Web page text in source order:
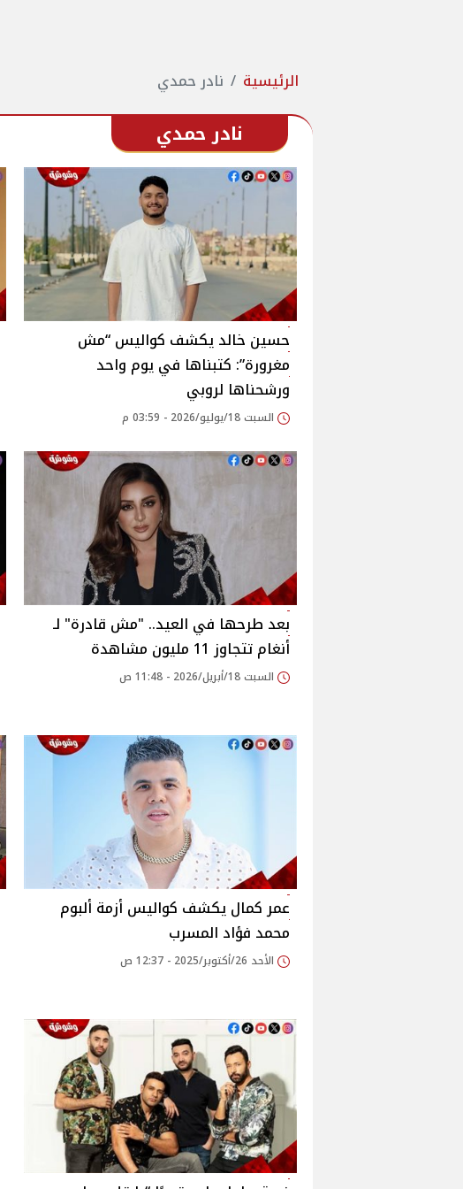
الرئيسية نادر حمدي
نادر حمدي
حسين خالد يكشف كواليس “مش
مغرورة”: كتبناها في يوم واحد
ورشحناها لروبي
السبت 18/يوليو/2026 - 03:59 م
بعد طرحها في العيد.. "مش قادرة" لـ
أنغام تتجاوز 11 مليون مشاهدة
السبت 18/أبريل/2026 - 11:48 ص
عمر كمال يكشف كواليس أزمة ألبوم
محمد فؤاد المسرب
الأحد 26/أكتوبر/2025 - 12:37 ص